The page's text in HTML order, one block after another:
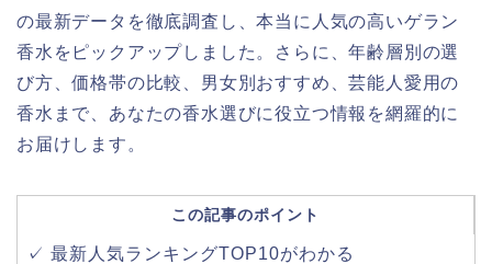
の最新データを徹底調査し、本当に人気の高いゲラン
香水をピックアップしました。さらに、年齢層別の選
び方、価格帯の比較、男女別おすすめ、芸能人愛用の
香水まで、あなたの香水選びに役立つ情報を網羅的に
お届けします。
この記事のポイント
✓ 最新人気ランキングTOP10がわかる